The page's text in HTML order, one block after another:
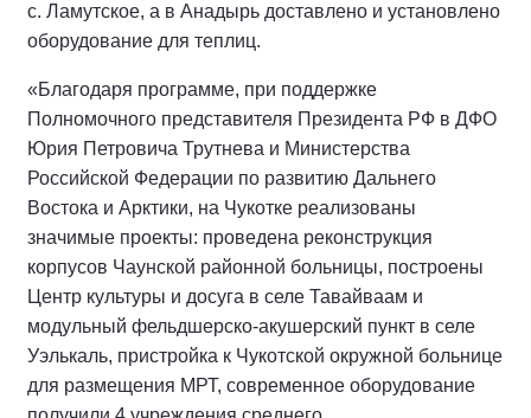
с. Ламутское, а в Анадырь доставлено и установлено
оборудование для теплиц.
«Благодаря программе, при поддержке
Полномочного представителя Президента РФ в ДФО
Юрия Петровича Трутнева и Министерства
Российской Федерации по развитию Дальнего
Востока и Арктики, на Чукотке реализованы
значимые проекты: проведена реконструкция
корпусов Чаунской районной больницы, построены
Центр культуры и досуга в селе Тавайваам и
модульный фельдшерско-акушерский пункт в селе
Уэлькаль, пристройка к Чукотской окружной больнице
для размещения МРТ, современное оборудование